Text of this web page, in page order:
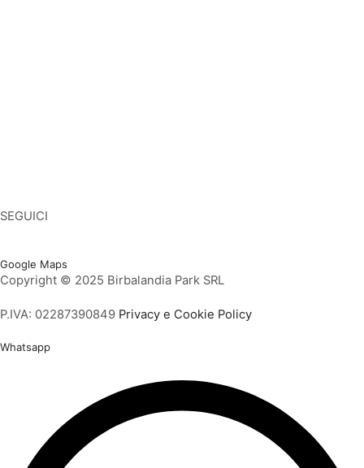
SEGUICI
Facebook
TwitterInstagram
Google Maps
Copyright © 2025 Birbalandia Park SRL
P.IVA: 02287390849 Privacy e Cookie Policy
Whatsapp